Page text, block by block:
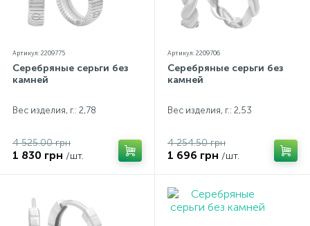
Артикул: 2209775
Серебряные серьги без
камней
Вес изделия, г.: 2,78
4 525.00 грн
1 830 грн /шт.
Артикул: 2209706
Серебряные серьги без
камней
Вес изделия, г.: 2,53
4 254.50 грн
1 696 грн /шт.